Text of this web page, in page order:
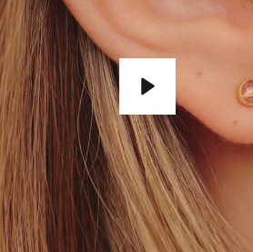
Wiedergabe